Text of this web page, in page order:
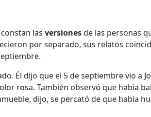
las versionesde las personas
por separado, sus relatos
Él dijo que el 5 de septiembre vio a
rosa. También observó que había
dijo, se percató de que había